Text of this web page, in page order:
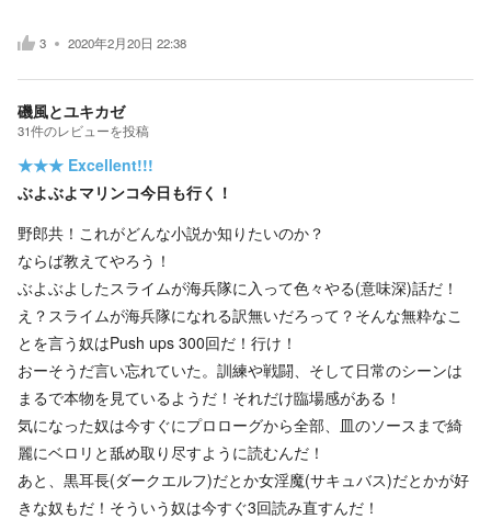
3 2020年2月20日 22:38
磯風とユキカゼ
31件のレビューを投稿
★★★ Excellent!!!
ぶよぶよマリンコ今日も行く！
野郎共！これがどんな小説か知りたいのか？
ならば教えてやろう！
ぶよぶよしたスライムが海兵隊に入って色々やる(意味深)話だ！
え？スライムが海兵隊になれる訳無いだろって？そんな無粋なこ
とを言う奴はPush ups 300回だ！行け！
おーそうだ言い忘れていた。訓練や戦闘、そして日常のシーンは
まるで本物を見ているようだ！それだけ臨場感がある！
気になった奴は今すぐにプロローグから全部、皿のソースまで綺
麗にベロリと舐め取り尽すように読むんだ！
あと、黒耳長(ダークエルフ)だとか女淫魔(サキュバス)だとかが好
きな奴もだ！そういう奴は今すぐ3回読み直すんだ！